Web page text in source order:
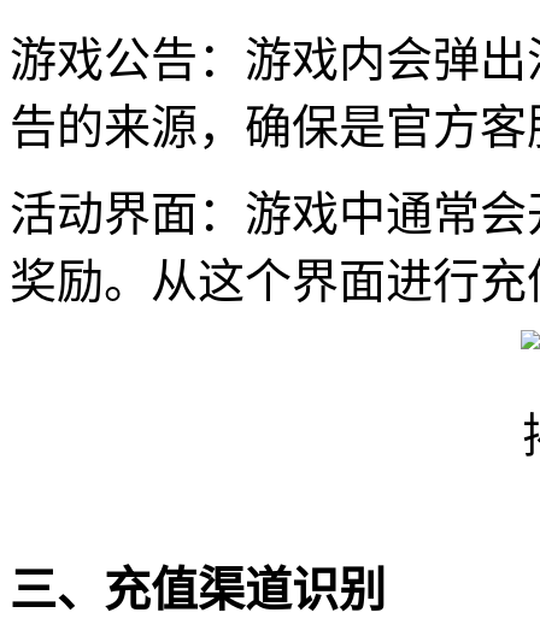
游戏公告：游戏内会弹
告的来源，确保是官方
活动界面：游戏中通常
奖励。从这个界面进行
三、充值渠道识别